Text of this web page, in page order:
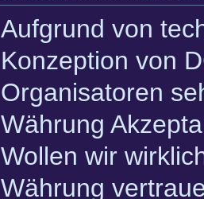
Aufgrund von
Konzeption von
Organisatoren
Währung
Wollen wir
Währung